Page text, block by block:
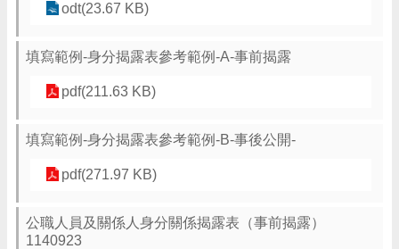
odt(23.67 KB)
填寫範例-身分揭露表參考範例-A-事前揭露
pdf(211.63 KB)
填寫範例-身分揭露表參考範例-B-事後公開-
pdf(271.97 KB)
公職人員及關係人身分關係揭露表（事前揭露）
1140923